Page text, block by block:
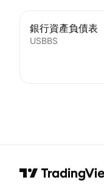
銀行資產負債表
USBBS